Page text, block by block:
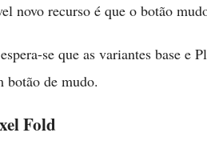
novo recurso é que o botão
se que as variantes base e
botão de mudo.
Fold